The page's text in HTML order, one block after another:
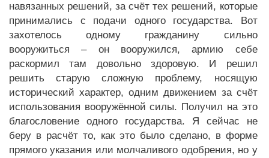
навязанных решений, за счёт тех решений, которые
принимались с подачи одного государства. Вот
захотелось одному гражданину сильно
вооружиться – он вооружился, армию себе
раскормил там довольно здоровую. И решил
решить старую сложную проблему, носящую
исторический характер, одним движением за счёт
использования вооружённой силы. Получил на это
благословение одного государства. Я сейчас не
беру в расчёт то, как это было сделано, в форме
прямого указания или молчаливого одобрения, но у